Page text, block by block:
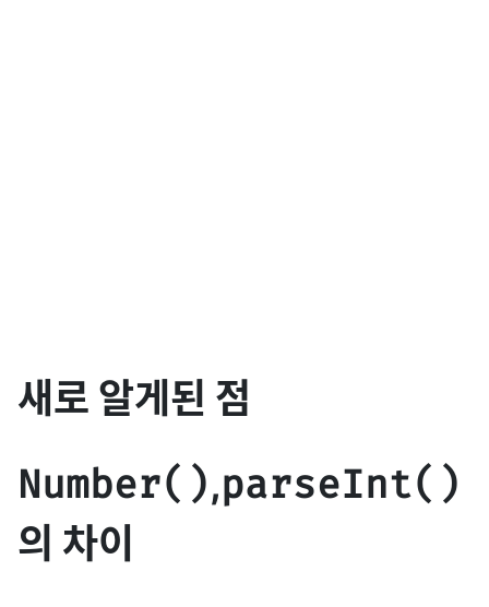
새로 알게된 점
Number(),parseInt()
의 차이